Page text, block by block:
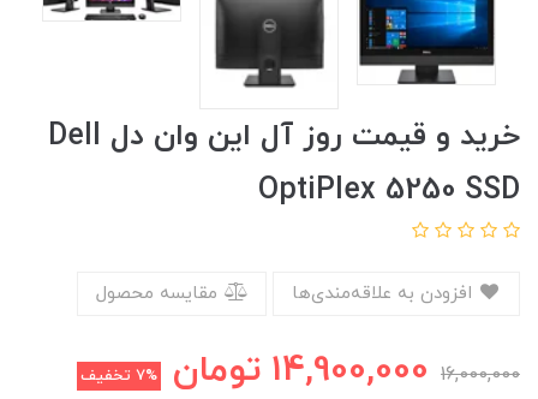
خرید و قیمت روز آل این وان دل Dell
OptiPlex 5250 SSD
مقایسه محصول
16,000,000
14,900,000 تومان 7% تخفیف